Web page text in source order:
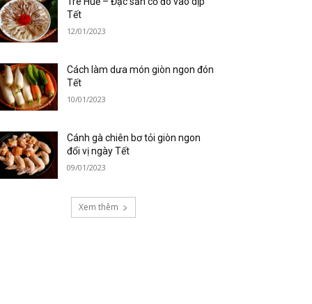
Tết
12/01/2023
Cách làm dưa món giòn ngon đón
Tết
10/01/2023
Cánh gà chiên bơ tỏi giòn ngon
đổi vị ngày Tết
09/01/2023
Xem thêm